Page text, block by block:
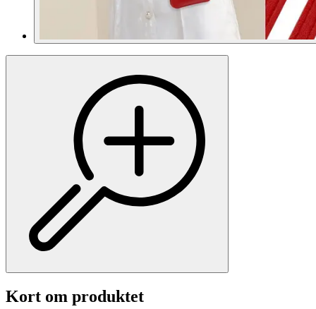
Kort om produktet